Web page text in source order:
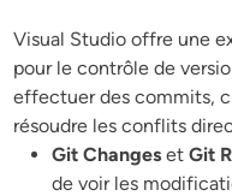
Visual Studio offre une
pour le contrôle de
effectuer des commits,
résoudre les conflits
Git Changes etGit
de voir les